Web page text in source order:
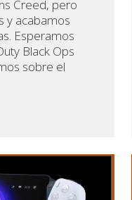
Creed, pero
y acabamos
Esperamos
Black Ops
sobre el